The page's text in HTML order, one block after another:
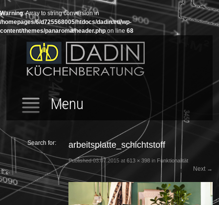
Warning: Array to string conversion in
/homepages/6/d725568005/htdocs/dadin.eu/wp-
content/themes/panaroma/header.phpon line 68
Menu
arbeitsplatte_schichtstoff
Published03.07.2015at 613 × 398in Funktionalität
Next →
Search for: